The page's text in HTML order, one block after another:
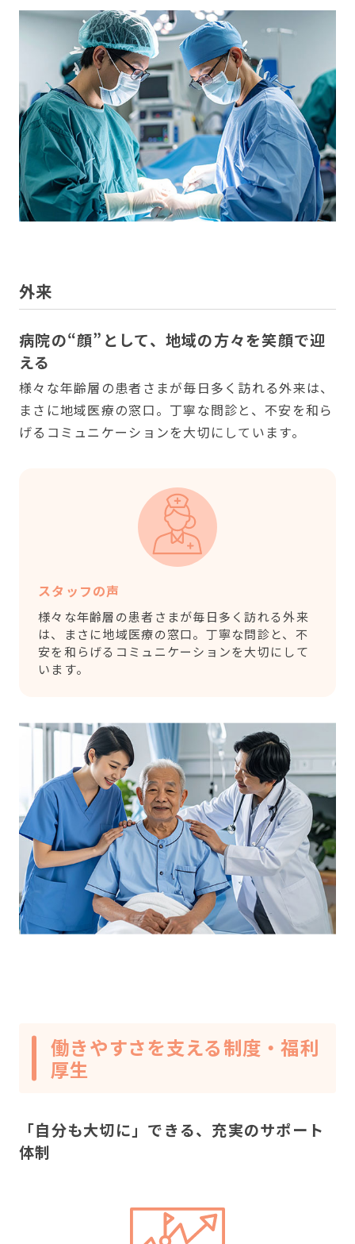
外来
病院の“顔”として、地域の方々を笑顔で迎
える
様々な年齢層の患者さまが毎日多く訪れる外来は、
まさに地域医療の窓口。丁寧な問診と、不安を和ら
げるコミュニケーションを大切にしています。
スタッフの声
様々な年齢層の患者さまが毎日多く訪れる外来
は、まさに地域医療の窓口。丁寧な問診と、不
安を和らげるコミュニケーションを大切にして
います。
働きやすさを支える制度・福利
厚生
「自分も大切に」できる、充実のサポート
体制